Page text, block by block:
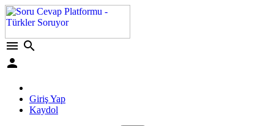
menu search
person
Giriş Yap
Kaydol